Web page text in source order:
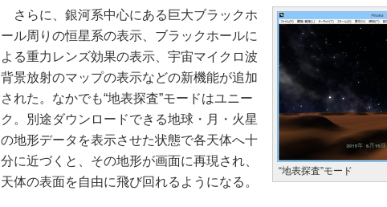
“地表探査”モード
さらに、銀河系中心にある巨大ブラックホ
ール周りの恒星系の表示、ブラックホールに
よる重力レンズ効果の表示、宇宙マイクロ波
背景放射のマップの表示などの新機能が追加
された。なかでも“地表探査”モードはユニー
ク。別途ダウンロードできる地球・月・火星
の地形データを表示させた状態で各天体へ十
分に近づくと、その地形が画面に再現され、
天体の表面を自由に飛び回れるようになる。